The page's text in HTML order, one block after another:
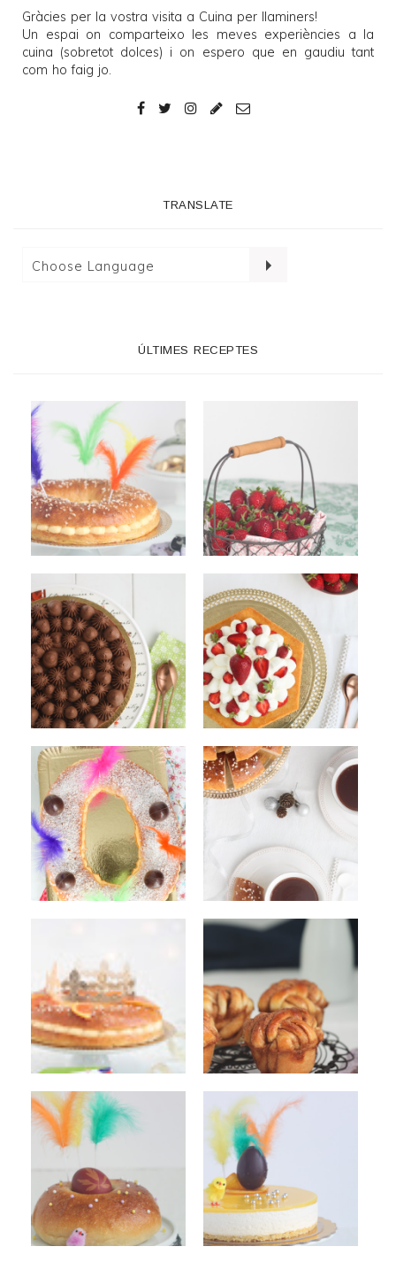
Gràcies per la vostra visita a Cuina per llaminers!
Un espai on comparteixo les meves experiències a la
cuina (sobretot dolces) i on espero que en gaudiu tant
com ho faig jo.
TRANSLATE
ÚLTIMES RECEPTES